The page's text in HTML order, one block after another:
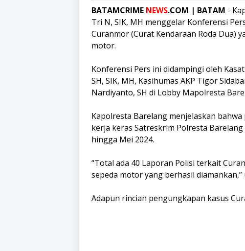
BATAMCRIME NEWS.COM | BATAM -
Tri N, SIK, MH menggelar Konferensi
Curanmor (Curat Kendaraan Roda Dua)
motor.
Konferensi Pers ini didampingi oleh
SH, SIK, MH, Kasihumas AKP Tigor
Nardiyanto, SH di Lobby Mapolresta
Kapolresta Barelang menjelaskan
kerja keras Satreskrim Polresta
hingga Mei 2024.
“Total ada 40 Laporan Polisi terkait
sepeda motor yang berhasil
Adapun rincian pengungkapan kasus